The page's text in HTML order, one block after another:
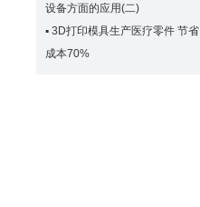
设备方面的应用(二)
▪ 3D打印模具生产医疗零件 节省
成本70%